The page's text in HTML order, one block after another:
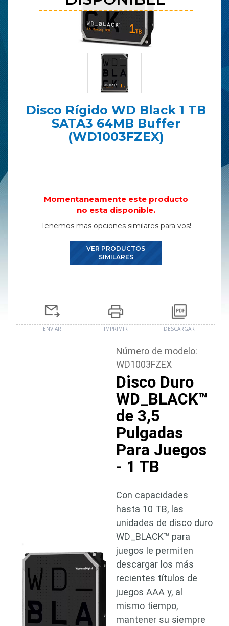
Disco Rígido WD Black 1 TB
SATA3 64MB Buffer
(WD1003FZEX)
Momentaneamente este producto
no esta disponible.
Tenemos mas opciones similares para vos!
VER PRODUCTOS
SIMILARES
ENVIAR IMPRIMIR DESCARGAR
Número de modelo:
WD1003FZEX
Disco Duro
WD_BLACK™
de 3,5
Pulgadas
Para Juegos
- 1 TB
Con capacidades
hasta 10 TB, las
unidades de disco duro
WD_BLACK™ para
juegos le permiten
descargar los más
recientes títulos de
juegos AAA y, al
mismo tiempo,
mantener su siempre